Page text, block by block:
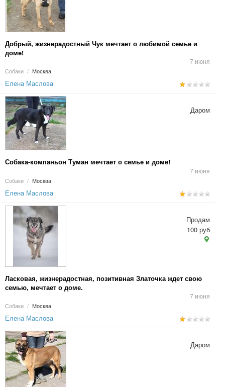
Добрый, жизнерадостный Чук мечтает о любимой семье и
доме!
7 июня
Собаки / Москва
Елена Маслова
Собака-компаньон Туман мечтает о семье и доме!
7 июня
Собаки / Москва
Даром
Елена Маслова
Ласковая, жизнерадостная, позитивная Златочка ждет свою
семью, мечтает о доме.
7 июня
Собаки / Москва
Продам
100 руб
Елена Маслова
Даром